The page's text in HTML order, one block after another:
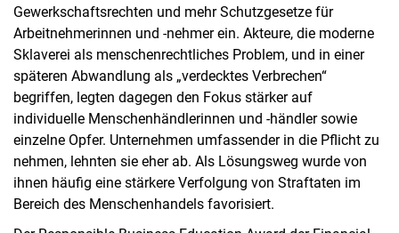
Gewerkschaftsrechten und mehr Schutzgesetze für
Arbeitnehmerinnen und -nehmer ein. Akteure, die moderne
Sklaverei als menschenrechtliches Problem, und in einer
späteren Abwandlung als „verdecktes Verbrechen“
begriffen, legten dagegen den Fokus stärker auf
individuelle Menschenhändlerinnen und -händler sowie
einzelne Opfer. Unternehmen umfassender in die Pflicht zu
nehmen, lehnten sie eher ab. Als Lösungsweg wurde von
ihnen häufig eine stärkere Verfolgung von Straftaten im
Bereich des Menschenhandels favorisiert.